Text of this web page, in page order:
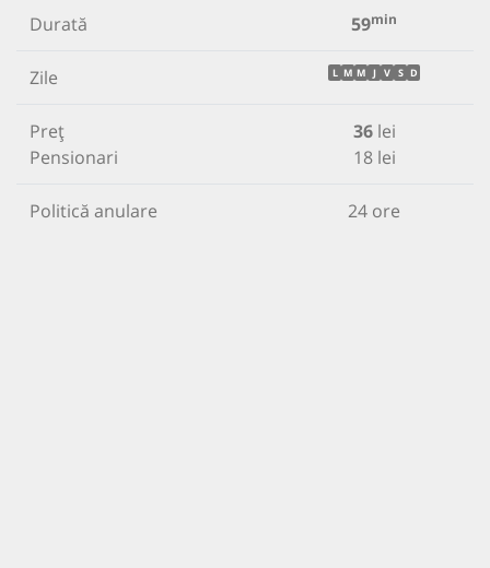
Durată 59min
Zile L M M J V S D
Preț
Pensionari
36lei
18 lei
Politică anulare 24 ore